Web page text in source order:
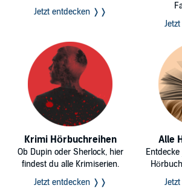
Jetzt entdecken ❭❭
Krimi Hörbuchreihen
Ob Dupin oder Sherlock, hier
findest du alle Krimiserien.
Jetzt entdecken ❭❭
Alle